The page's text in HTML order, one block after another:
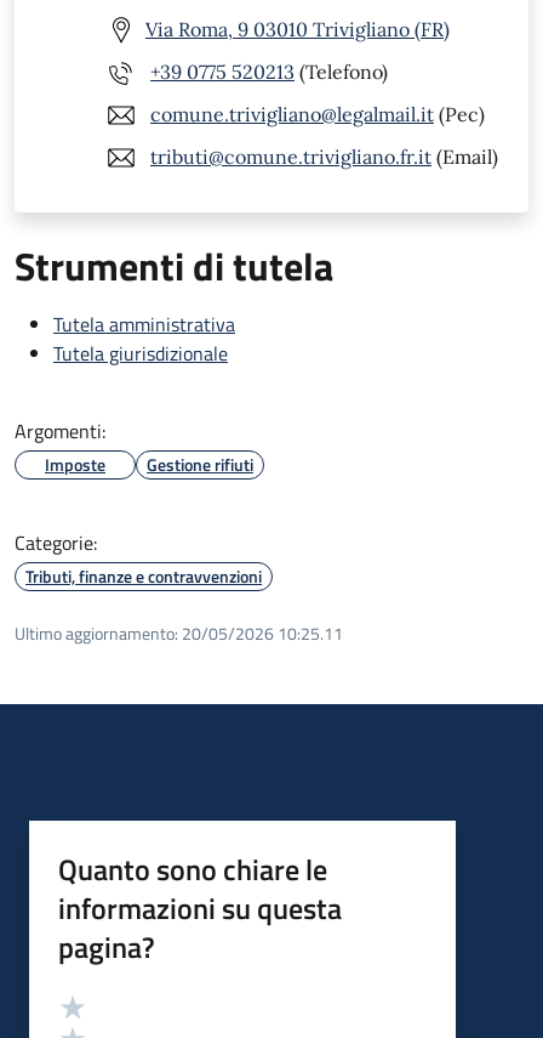
Via Roma, 9 03010 Trivigliano (FR)
+39 0775 520213 (Telefono)
comune.trivigliano@legalmail.it (Pec)
tributi@comune.trivigliano.fr.it (Email)
Strumenti di tutela
Tutela amministrativa
Tutela giurisdizionale
Argomenti:
Imposte Gestione rifiuti
Categorie:
Tributi, finanze e contravvenzioni
Ultimo aggiornamento: 20/05/2026 10:25.11
Quanto sono chiare le
informazioni su questa
pagina?
Valutazione